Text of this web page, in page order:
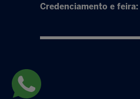
Credenciamento e